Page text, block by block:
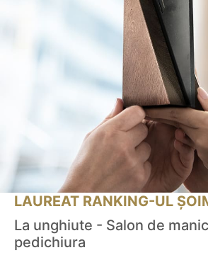
LAUREAT RANKING-UL
La unghiute - Salon de
pedichiura